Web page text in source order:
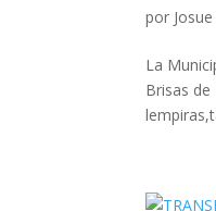
por
La
Brisas